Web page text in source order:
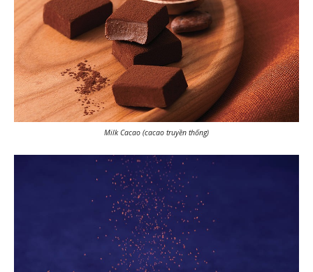
Milk Cacao (cacao truyền thống)